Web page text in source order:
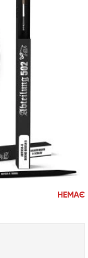
НЕМАЄ